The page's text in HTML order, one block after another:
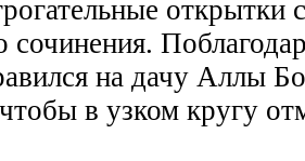
открытки
сочинения.
на дачу Аллы
в узком кругу